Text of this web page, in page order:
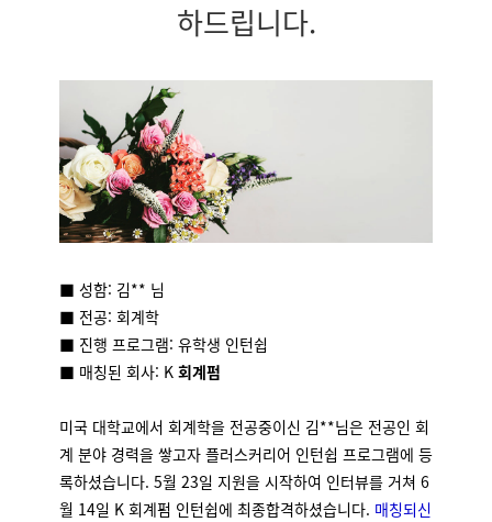
하드립니다.
■ 성함: 김** 님
■ 전공: 회계학
■ 진행 프로그램: 유학생 인턴쉽
■ 매칭된 회사: K 회계펌
미국 대학교에서 회계학을 전공중이신 김**님은 전공인 회
계 분야 경력을 쌓고자 플러스커리어 인턴쉽 프로그램에 등
록하셨습니다. 5월 23일 지원을 시작하여 인터뷰를 거쳐 6
월 14일 K 회계펌 인턴쉽에 최종합격하셨습니다. 매칭되신